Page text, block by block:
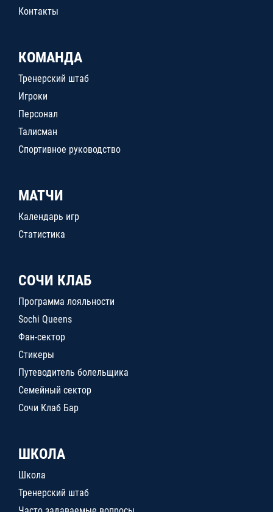
Контакты
КОМАНДА
Тренерский штаб
Игроки
Персонал
Талисман
Спортивное руководство
МАТЧИ
Календарь игр
Статистика
СОЧИ КЛАБ
Программа лояльности
Sochi Queens
Фан-сектор
Стикеры
Путеводитель болельщика
Семейный сектор
Сочи Клаб Бар
ШКОЛА
Школа
Тренерский штаб